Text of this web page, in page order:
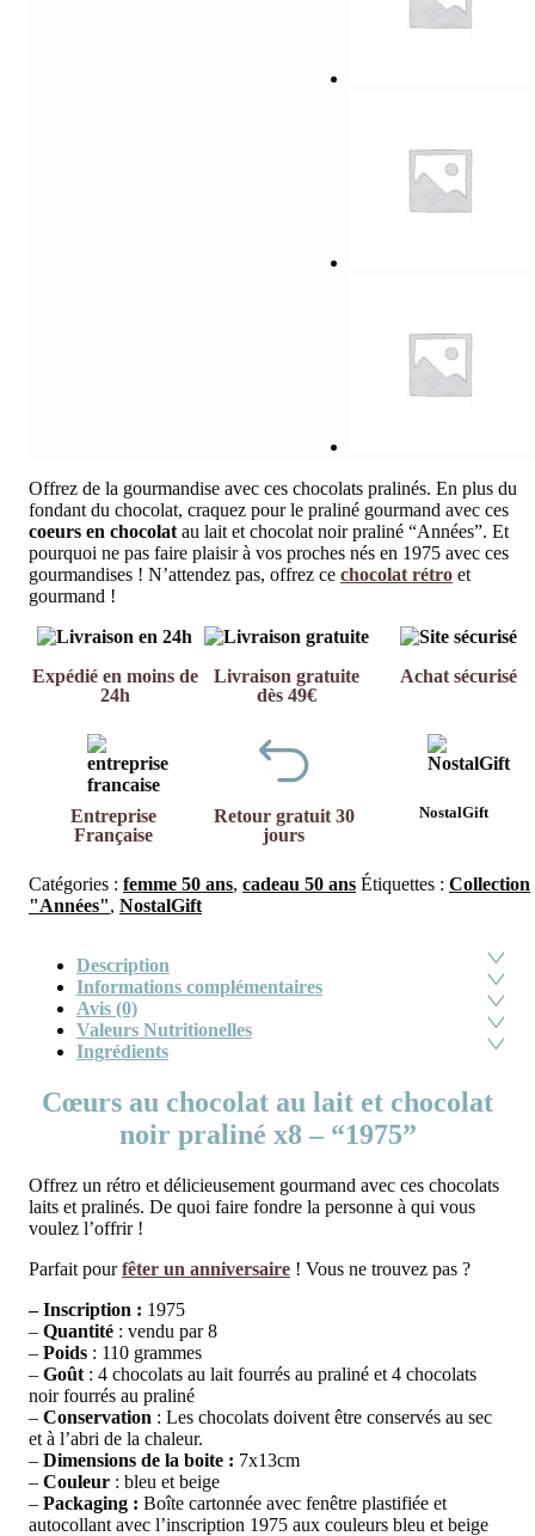
Offrez de la gourmandise avec ces chocolats pralinés. En plus du
fondant du chocolat, craquez pour le praliné gourmand avec ces
coeurs en chocolat au lait et chocolat noir praliné “Années”. Et
pourquoi ne pas faire plaisir à vos proches nés en 1975 avec ces
gourmandises ! N’attendez pas, offrez ce chocolat rétro et
gourmand !
Expédié en moins de
24h
Livraison gratuite
dès 49€
Achat sécurisé
Entreprise
Française
Retour gratuit 30
jours
NostalGift
Catégories : femme 50 ans, cadeau 50 ans Étiquettes : Collection
"Années", NostalGift
Description
Informations complémentaires
Avis (0)
Valeurs Nutritionelles
Ingrédients
Cœurs au chocolat au lait et chocolat
noir praliné x8 – “1975”
Offrez un rétro et délicieusement gourmand avec ces chocolats
laits et pralinés. De quoi faire fondre la personne à qui vous
voulez l’offrir !
Parfait pourfêter un anniversaire ! Vous ne trouvez pas ?
– Inscription : 1975
– Quantité : vendu par 8
– Poids : 110 grammes
– Goût : 4 chocolats au lait fourrés au praliné et 4 chocolats
noir fourrés au praliné
– Conservation : Les chocolats doivent être conservés au sec
et à l’abri de la chaleur.
– Dimensions de la boite : 7x13cm
– Couleur : bleu et beige
– Packaging : Boîte cartonnée avec fenêtre plastifiée et
autocollant avec l’inscription 1975 aux couleurs bleu et beige